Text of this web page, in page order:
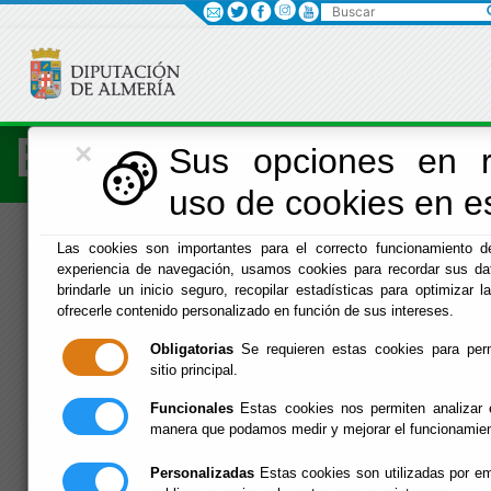
×
Sus opciones en
uso de cookies en
Las cookies son importantes para el correcto funcionamiento
experiencia de navegación, usamos cookies para recordar sus
brindarle un inicio seguro, recopilar estadísticas para optimizar
ofrecerle contenido personalizado en función de sus intereses.
Obligatorias Se requieren estas cookies para
sitio principal.
Funcionales Estas cookies nos permiten
manera que podamos medir y mejorar el
Personalizadas Estas cookies son utilizadas por
Economía
Inicio -Hacienda - Estructura Delegación Economía
Estructura
Delegación
Economía
Buscar